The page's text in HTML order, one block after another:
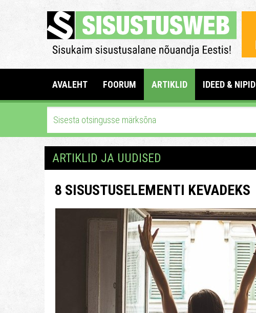
AVALEHT FOORUM ARTIKLID IDEED & NIPID
ARTIKLID JA UUDISED
8 SISUSTUSELEMENTI KEVADEKS